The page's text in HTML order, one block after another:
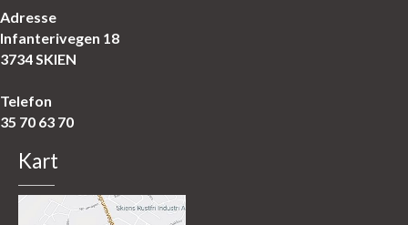
Adresse
Infanterivegen 18
3734 SKIEN
Telefon
35 70 63 70
Kart